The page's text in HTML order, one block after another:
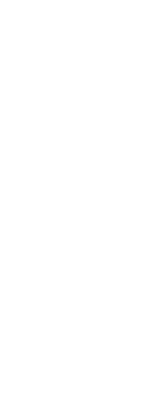
z zaburzeniami zachowania w szkole"
wspomaganie rozwoju dziecka"
dysleksji w edukacji wczesnoszkolnej"
Dobrych Praktyk"